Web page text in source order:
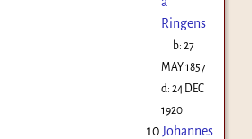
Ringens
b:27
MAY 1857
d: 24 DEC
1920
10Johannes